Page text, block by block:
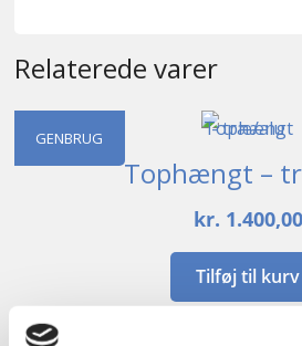
Relaterede varer
GENBRUG
Tophængt –
kr. 1.400,00
Tilføj til kurv